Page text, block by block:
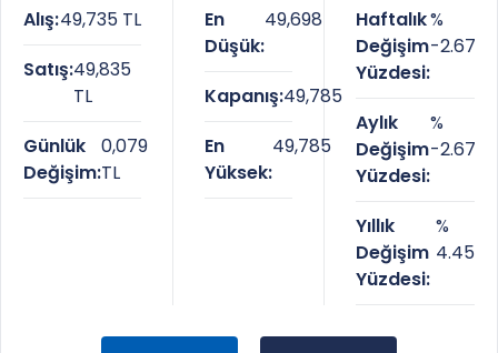
Alış:49,735 TL
Satış:49,835
TL
Günlük
Değişim:
0,079
TL
En
Düşük:
49,698
Kapanış:49,785
En
Yüksek:
49,785
Haftalık
Değişim
Yüzdesi:
%
-2.67
Aylık
Değişim
Yüzdesi:
%
-2.67
Yıllık
Değişim
Yüzdesi:
%
4.45